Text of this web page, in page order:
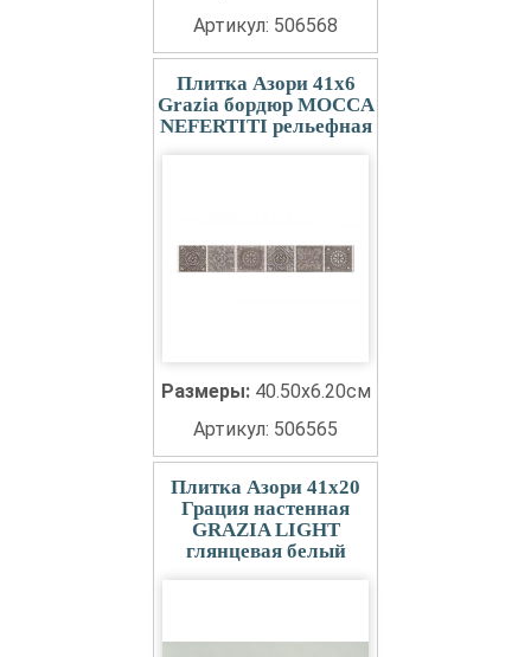
Артикул: 506568
Плитка Азори 41x6
Grazia бордюр MOCCA
NEFERTITI рельефная
Размеры: 40.50x6.20см
Артикул: 506565
Плитка Азори 41x20
Грация настенная
GRAZIA LIGHT
глянцевая белый